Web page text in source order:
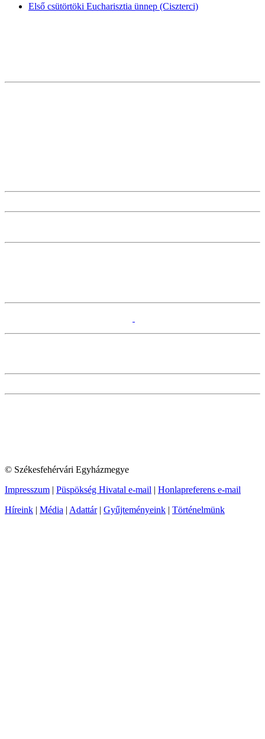
Első csütörtöki Eucharisztia ünnep (Ciszterci)
© Székesfehérvári Egyházmegye
Impresszum | Püspökség Hivatal e-mail | Honlapreferens e-mail
Híreink | Média | Adattár| Gyűjteményeink | Történelmünk